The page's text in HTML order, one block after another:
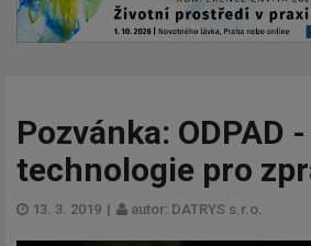
Pozvánka: ODPAD -
technologie pro
13. 3. 2019 | autor: DATRYS s.r.o.